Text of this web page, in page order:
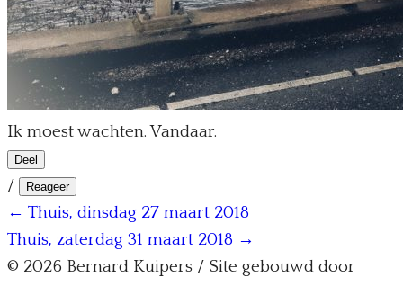
Ik moest wachten. Vandaar.
Deel
/ Reageer
← Thuis, dinsdag 27 maart 2018
Thuis, zaterdag 31 maart 2018 →
© 2026 Bernard Kuipers / Site gebouwd door